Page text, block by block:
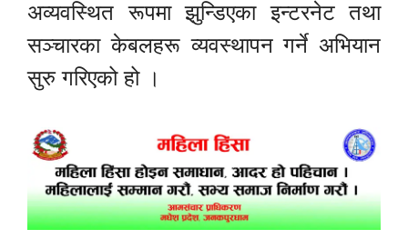
अव्यवस्थित रूपमा झुन्डिएका इन्टरनेट तथा
सञ्चारका केबलहरू व्यवस्थापन गर्ने अभियान
सुरु गरिएको हो ।